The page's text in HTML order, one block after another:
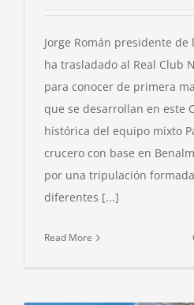
Jorge Román presidente de
ha trasladado al Real Club
para conocer de primera
que se desarrollan en este
histórica del equipo mixto
crucero con base en
por una tripulación
diferentes [...]
Read More